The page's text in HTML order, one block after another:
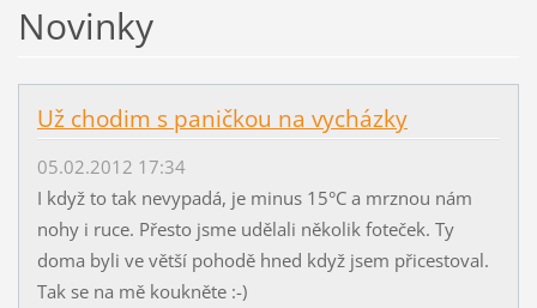
Novinky
Už chodim s paničkou na vycházky
05.02.2012 17:34
I když to tak nevypadá, je minus 15°C a mrznou nám
nohy i ruce. Přesto jsme udělali několik foteček. Ty
doma byli ve větší pohodě hned když jsem přicestoval.
Tak se na mě koukněte :-)